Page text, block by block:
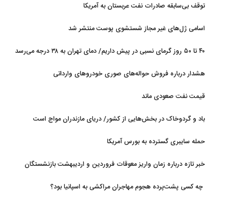
توقف بی‌سابقه صادرات نفت عربستان به آمریکا
اسامی ژل‌های غیر مجاز شستشوی پوست منتشر شد
۴۰ تا ۵۰ روز گرمای نسبی در پیش داریم/ دمای تهران به ۳۸ درجه می‌رسد
هشدار درباره فروش حواله‌های صوری خودروهای وارداتی
قیمت نفت صعودی ماند
باد و گردوخاک در بخش‌هایی از کشور/ دریای مازندران مواج است
حمله سایبری گسترده به بورس آمریکا
خبر تازه درباره زمان واریز معوقات فروردین و اردیبهشت بازنشستگان
چه کسی پشت‌پرده هجوم مهاجران مراکشی به اسپانیا بود؟